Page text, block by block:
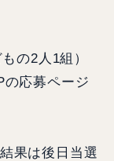
の2人1組）
の応募ページ
果は後日当選